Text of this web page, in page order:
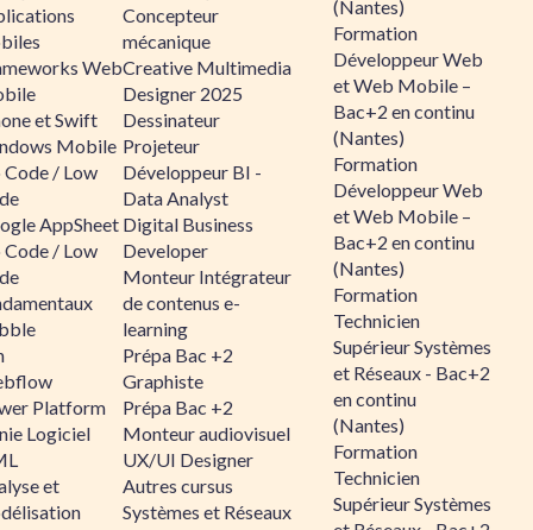
Web
et Swift
Mobile
/ Low
AppSheet
/ Low
Platform
Logiciel
et
Concepteur
mécanique
Creative Multimedia
Designer 2025
Dessinateur
Projeteur
Développeur BI -
Data Analyst
Digital Business
Developer
Monteur Intégrateur
de contenus e-
learning
Prépa Bac +2
Graphiste
Prépa Bac +2
Monteur audiovisuel
UX/UI Designer
Autres cursus
Systèmes et Réseaux
(Nantes)
Formation
Développeur Web
et Web Mobile –
Bac+2 en continu
(Nantes)
Formation
Développeur Web
et Web Mobile –
Bac+2 en continu
(Nantes)
Formation
Technicien
Supérieur Systèmes
et Réseaux - Bac+2
en continu
(Nantes)
Formation
Technicien
Supérieur Systèmes